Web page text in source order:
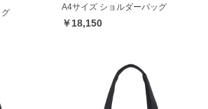
A4サイズ ショルダーバッグ
￥18,150